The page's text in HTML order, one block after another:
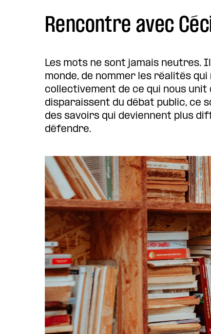
Rencontre avec
Les mots ne sont jamais neutres.
monde, de nommer les réalités
collectivement de ce qui nous
disparaissent du débat public, ce
des savoirs qui deviennent plus
défendre.